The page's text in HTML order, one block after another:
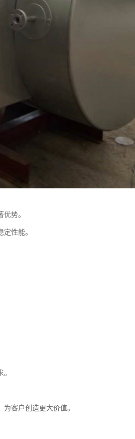
势。
性能。
客户创造更大价值。